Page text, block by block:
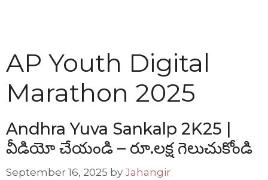
AP Youth Digital
Marathon 2025
Andhra Yuva Sankalp 2K25 |
వీడియో చేయండి – రూ.లక్ష గెలుచుకోండి
September 16, 2025 by Jahangir